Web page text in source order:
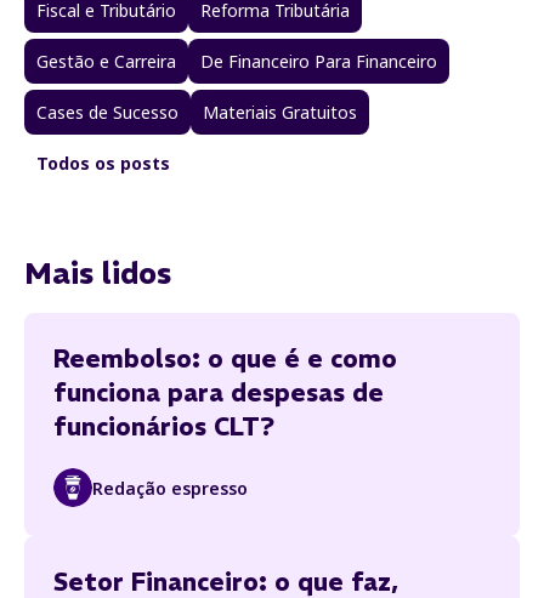
Todos os posts
Fiscal e Tributário Reforma Tributária
Gestão e Carreira De Financeiro Para Financeiro
Cases de Sucesso Materiais Gratuitos
Mais lidos
Reembolso: o que é e como
funciona para despesas de
funcionários CLT?
Redação espresso
Setor Financeiro: o que faz,